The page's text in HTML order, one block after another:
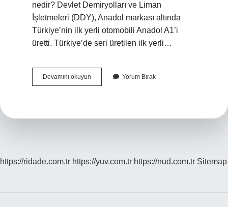
nedir? Devlet Demiryolları ve Liman
İşletmeleri (DDY), Anadol markası altında
Türkiye’nin ilk yerli otomobili Anadol A1’i
üretti. Türkiye’de seri üretilen ilk yerli…
Devamını okuyun Dünyanın
En
Yorum Bırak
https://ridade.com.tr https://yuv.com.tr https://nud.com.tr Sitemap